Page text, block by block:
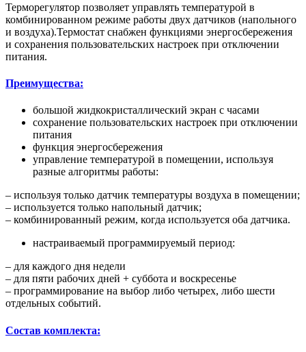
Терморегулятор позволяет управлять температурой в
комбинированном режиме работы двух датчиков (напольного
и воздуха).Термостат снабжен функциями энергосбережения
и сохранения пользовательских настроек при отключении
питания.
Преимущества:
большой жидкокристаллический экран с часами
сохранение пользовательских настроек при отключении
питания
функция энергосбережения
управление температурой в помещении, используя
разные алгоритмы работы:
– используя только датчик температуры воздуха в помещении;
– используется только напольный датчик;
– комбинированный режим, когда используется оба датчика.
настраиваемый программируемый период:
– для каждого дня недели
– для пяти рабочих дней + суббота и воскресенье
– программирование на выбор либо четырех, либо шести
отдельных событий.
Состав комплекта: